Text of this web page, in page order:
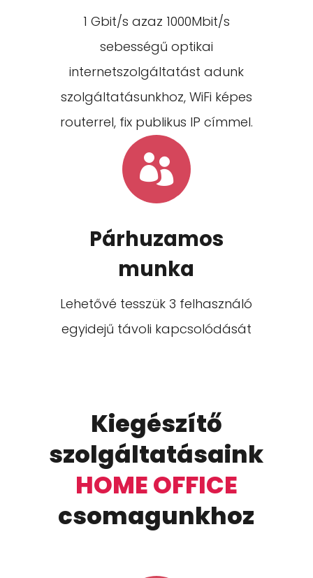
1 Gbit/s azaz 1000Mbit/s
sebességű optikai
internetszolgáltatást adunk
szolgáltatásunkhoz, WiFi képes
routerrel, fix publikus IP címmel.

Párhuzamos
munka
Lehetővé tesszük 3 felhasználó
egyidejű távoli kapcsolódását
Kiegészítő
szolgáltatásaink
HOME OFFICE
csomagunkhoz